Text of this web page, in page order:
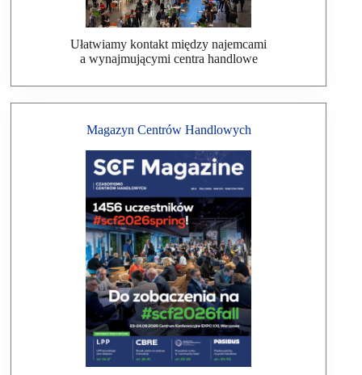
Ułatwiamy kontakt między najemcami
a wynajmującymi centra handlowe
Magazyn Centrów Handlowych